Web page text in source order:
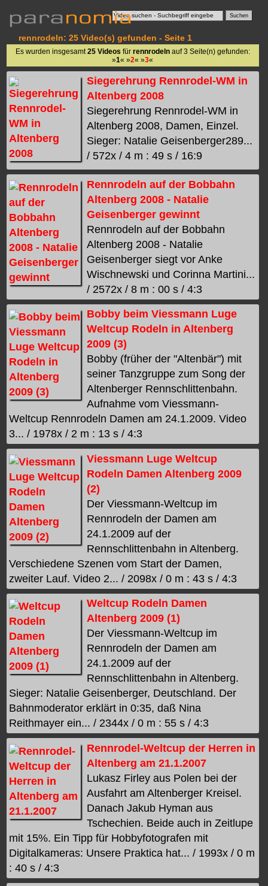
rennrodeln: 25 Video(s) gefunden - Seite 1
Es wurden insgesamt 25 Videos für rennrodelnauf 3 Seite(n) gefunden:
»1« »2« »3«
Siegerehrung Rennrodel-WM in
Altenberg 2008
Siegerehrung Rennrodel-WM in
Altenberg 2008, Damen, Einzel.
Sieger: Natalie Geisenberger289...
/ 572x / 4 m : 49 s / 16:9
Rennrodeln auf der Bobbahn
Altenberg 2008 - Natalie
Geisenberger gewinnt
Rennrodeln auf der Bobbahn
Altenberg 2008 - Natalie
Geisenberger siegt vor Anke
Wischnewski und Corinna Martini...
/ 2572x / 8 m : 00 s / 4:3
Bobby beim Viessmann Luge
Weltcup Rodeln in Altenberg
2009 (3)
Bobby (früher der "Altenbär") mit
seiner Tanzgruppe zum Song der
Altenberger Rennschlittenbahn.
Aufnahme vom Viessmann-
Weltcup Rennrodeln Damen am 24.1.2009. Video
3... / 1978x / 2 m : 13 s / 4:3
Viessmann Luge Weltcup
Rodeln Damen Altenberg 2009
(2)
Der Viessmann-Weltcup im
Rennrodeln der Damen am
24.1.2009 auf der
Rennschlittenbahn in Altenberg.
Verschiedene Szenen vom Start der Damen,
zweiter Lauf. Video 2... / 2098x / 0 m : 43 s / 4:3
Weltcup Rodeln Damen
Altenberg 2009 (1)
Der Viessmann-Weltcup im
Rennrodeln der Damen am
24.1.2009 auf der
Rennschlittenbahn in Altenberg.
Sieger: Natalie Geisenberger, Deutschland. Der
Bahnmoderator erklärt in 0:35, daß Nina
Reithmayer ein... / 2344x / 0 m : 55 s / 4:3
Rennrodel-Weltcup der Herren in
Altenberg am 21.1.2007
Lukasz Firley aus Polen bei der
Ausfahrt am Altenberger Kreisel.
Danach Jakub Hyman aus
Tschechien. Beide auch in Zeitlupe
mit 15%. Ein Tipp für Hobbyfotografen mit
Digitalkameras: Unsere Praktica hat... / 1993x / 0 m
: 40 s / 4:3